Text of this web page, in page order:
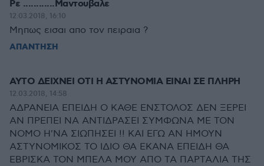
Ρε ............Μαντουβαλε
12.03.2018, 16:10
Μηπως εισαι απο τον πειραια ?
ΑΠΑΝΤΗΣΗ
AYTO ΔΕΙΧΝΕΙ ΟΤΙ Η ΑΣΤΥΝΟΜΙΑ ΕΙΝΑΙ ΣΕ ΠΛΗΡΗ
12.03.2018, 14:58
ΑΔΡΑΝΕΙΑ ΕΠΕΙΔΗ Ο ΚΑΘΕ ΕΝΣΤΟΛΟΣ ΔΕΝ ΞΕΡΕΙ
ΑΝ ΠΡΕΠΕΙ ΝΑ ΑΝΤΙΔΡΑΣΕΙ ΣΥΜΦΩΝΑ ΜΕ ΤΟΝ
ΝΟΜΟ Η'ΝΑ ΣΙΩΠΗΣΕΙ !! ΚΑΙ ΕΓΩ ΑΝ ΗΜΟΥΝ
ΑΣΤΥΝΟΜΙΚΟΣ ΤΟ ΙΔΙΟ ΘΑ ΕΚΑΝΑ ΕΠΕΙΔΗ ΘΑ
ΕΒΡΙΣΚΑ ΤΟΝ ΜΠΕΛΑ ΜΟΥ ΑΠΟ ΤΑ ΠΑΡΤΑΛΙΑ ΤΗΣ